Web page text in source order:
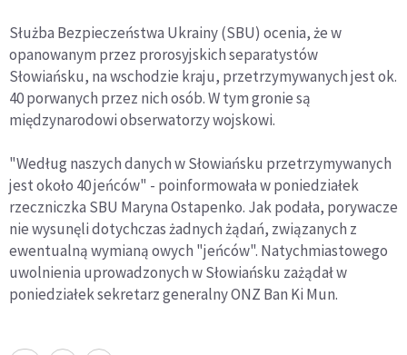
Służba Bezpieczeństwa Ukrainy (SBU) ocenia, że w
opanowanym przez prorosyjskich separatystów
Słowiańsku, na wschodzie kraju, przetrzymywanych jest ok.
40 porwanych przez nich osób. W tym gronie są
międzynarodowi obserwatorzy wojskowi.
"Według naszych danych w Słowiańsku przetrzymywanych
jest około 40 jeńców" - poinformowała w poniedziałek
rzeczniczka SBU Maryna Ostapenko. Jak podała, porywacze
nie wysunęli dotychczas żadnych żądań, związanych z
ewentualną wymianą owych "jeńców". Natychmiastowego
uwolnienia uprowadzonych w Słowiańsku zażądał w
poniedziałek sekretarz generalny ONZ Ban Ki Mun.